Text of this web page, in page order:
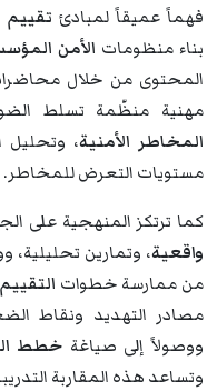
فهماً عميقاً لمبادئ تقييم
بناء منظومات الأمن
المحتوى من خلال
مهنية منظّمة تسلط
المخاطر الأمنية، وتحليل
مستويات التعرض للمخاطر.
كما ترتكز المنهجية على
واقعية، وتمارين
من ممارسة خطوات
مصادر التهديد ونقاط
ووصولاً إلى صياغة خطط
وتساعد هذه المقاربة